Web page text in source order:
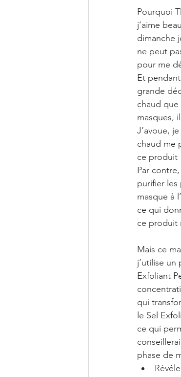
Pourquoi
j’aime
dimanche
ne peut
pour me
Et
grande
chaud
masques,
J’avoue,
chaud me
ce produit
Par
purifier les
masque à
ce qui
ce produit
Mais ce
j’utilise un
Exfoliant
qui
le Sel
ce qui
phase de